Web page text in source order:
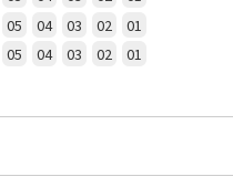
05 04 03 02 01
05 04 03 02
01